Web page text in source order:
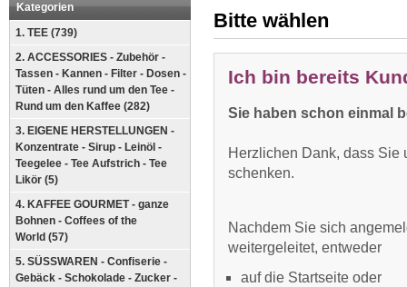
Kategorien
1. TEE (739)
2. ACCESSORIES - Zubehör -
Tassen - Kannen - Filter - Dosen -
Tüten - Alles rund um den Tee -
Rund um den Kaffee (282)
3. EIGENE HERSTELLUNGEN -
Konzentrate - Sirup - Leinöl -
Teegelee - Tee Aufstrich - Tee
Likör (5)
4. KAFFEE GOURMET - ganze
Bohnen - Coffees of the
World (57)
5. SÜSSWAREN - Confiserie -
Gebäck - Schokolade - Zucker -
Bitte wählen
Ich bin bereits
Sie haben schon einmal
Herzlichen Dank, dass Sie
schenken.
Nachdem Sie sich
weitergeleitet, entweder
auf die Startseite oder